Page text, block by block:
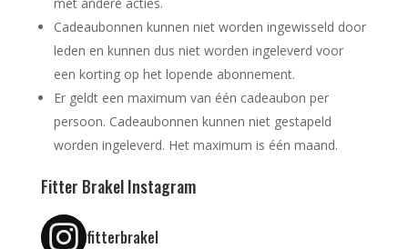
Cadeaubonnen kunnen niet worden ingewisseld door
leden en kunnen dus niet worden ingeleverd voor
een korting op het lopende abonnement.
Er geldt een maximum van één cadeaubon per
persoon. Cadeaubonnen kunnen niet gestapeld
worden ingeleverd. Het maximum is één maand.
Fitter Brakel Instagram
fitterbrakel